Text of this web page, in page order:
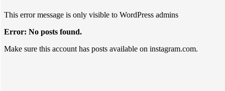
This error message is only visible to WordPress admins
Error: No posts found.
Make sure this account has posts available on instagram.com.